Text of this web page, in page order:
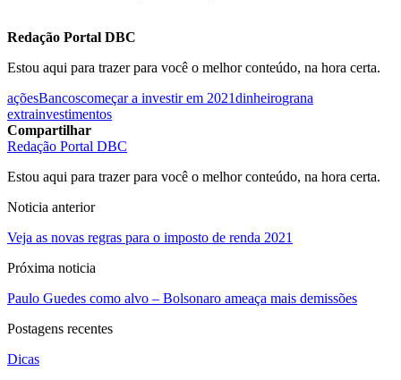
Redação Portal DBC
Estou aqui para trazer para você o melhor conteúdo, na hora certa.
açõesBancoscomeçar a investir em 2021dinheirograna
extrainvestimentos
Compartilhar
Redação Portal DBC
Estou aqui para trazer para você o melhor conteúdo, na hora certa.
Noticia anterior
Veja as novas regras para o imposto de renda 2021
Próxima noticia
Paulo Guedes como alvo – Bolsonaro ameaça mais demissões
Postagens recentes
Dicas